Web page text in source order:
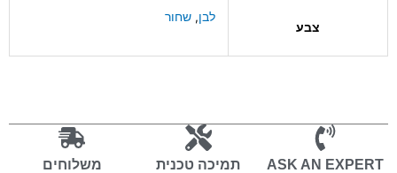
צבע
לבן, שחור
ASK AN EXPERT תמיכה טכנית משלוחים